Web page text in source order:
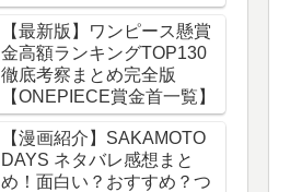
ム様・グランドライン】
【最新版】ワンピース懸賞
金高額ランキングTOP130
徹底考察まとめ完全版
【ONEPIECE賞金首一覧】
【漫画紹介】SAKAMOTO
DAYS ネタバレ感想まと
め！面白い？おすすめ？つ